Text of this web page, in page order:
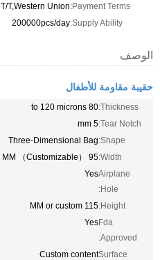
Payment Terms:
T/T,Western Union
Supply Ability:
200000pcs/day
الوصف
حقيبة مقاومة للأطفال
Thickness:
80 to 120 microns
Tear Notch:
5 mm
Shape:
Three-Dimensional Bag
Width:
95 MM （Customizable）
Airplane
Hole:
Yes
Height:
115 MM or custom
Fda
Approved:
Yes
Surface
Custom content